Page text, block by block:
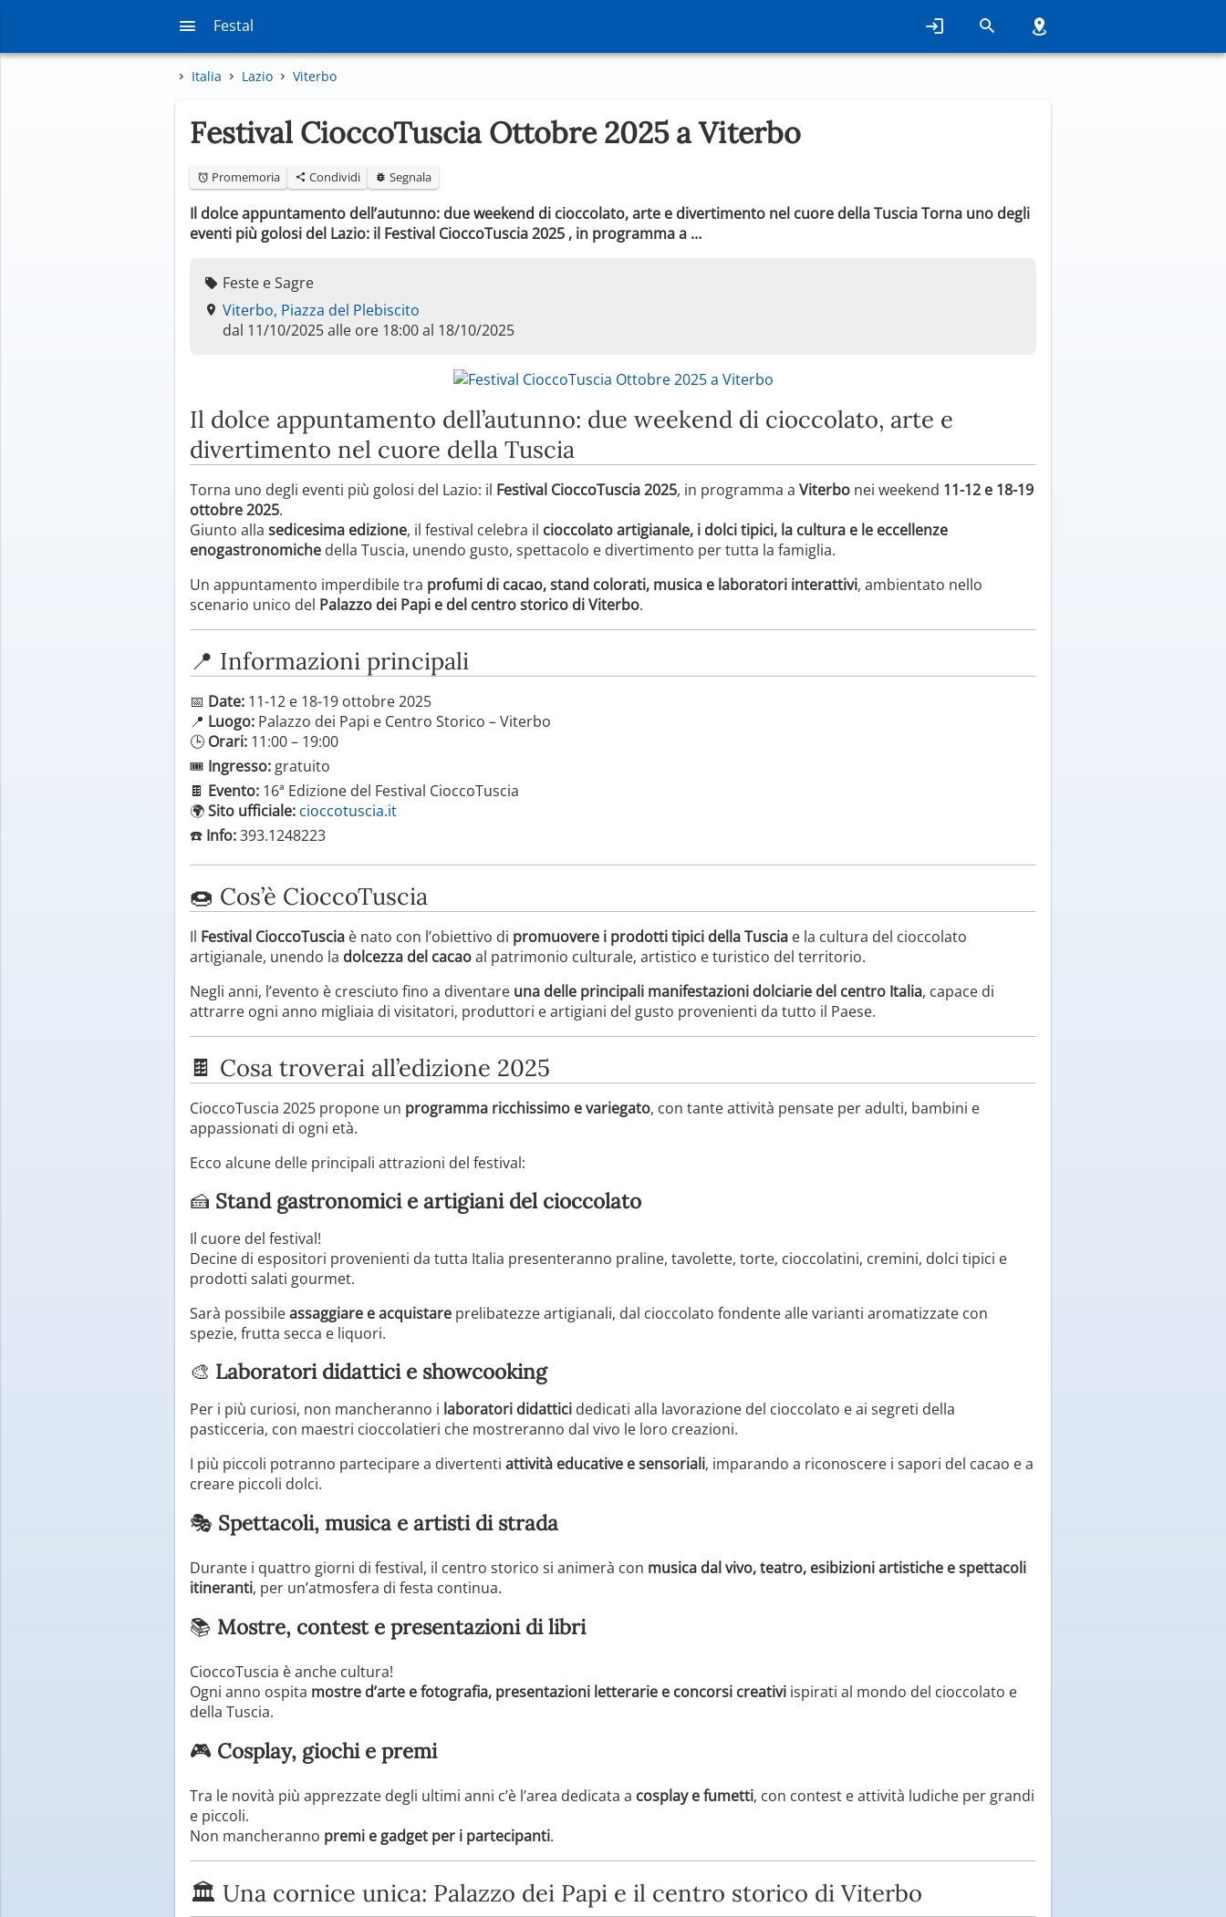
Festal
Italia Lazio Viterbo
Festival CioccoTuscia Ottobre 2025 a Viterbo
Promemoria Condividi Segnala
Il dolce appuntamento dell’autunno: due weekend di cioccolato, arte e divertimento nel cuore della Tuscia Torna uno degli
eventi più golosi del Lazio: il Festival CioccoTuscia 2025 , in programma a …
Feste e Sagre
Viterbo, Piazza del Plebiscito
dal 11/10/2025 alle ore 18:00 al 18/10/2025
Il dolce appuntamento dell’autunno: due weekend di cioccolato, arte e
divertimento nel cuore della Tuscia
Torna uno degli eventi più golosi del Lazio: il Festival CioccoTuscia 2025, in programma a Viterbo nei weekend 11-12 e 18-19
ottobre 2025.
Giunto alla sedicesima edizione, il festival celebra il cioccolato artigianale, i dolci tipici, la cultura e le eccellenze
enogastronomiche della Tuscia, unendo gusto, spettacolo e divertimento per tutta la famiglia.
Un appuntamento imperdibile tra profumi di cacao, stand colorati, musica e laboratori interattivi, ambientato nello
scenario unico del Palazzo dei Papi e del centro storico di Viterbo.
📍 Informazioni principali
📅 Date: 11-12 e 18-19 ottobre 2025
📍 Luogo: Palazzo dei Papi e Centro Storico – Viterbo
🕒 Orari: 11:00 – 19:00
🎟 Ingresso: gratuito
🍫 Evento: 16ª Edizione del Festival CioccoTuscia
🌍Sito ufficiale: cioccotuscia.it
☎️ Info:393.1248223
🍩 Cos’è CioccoTuscia
Il Festival CioccoTuscia è nato con l’obiettivo di promuovere i prodotti tipici della Tuscia e la cultura del cioccolato
artigianale, unendo la dolcezza del cacaoal patrimonio culturale, artistico e turistico del territorio.
Negli anni, l’evento è cresciuto fino a diventare una delle principali manifestazioni dolciarie del centro Italia, capace di
attrarre ogni anno migliaia di visitatori, produttori e artigiani del gusto provenienti da tutto il Paese.
🍫 Cosa troverai all’edizione 2025
CioccoTuscia 2025 propone un programma ricchissimo e variegato, con tante attività pensate per adulti, bambini e
appassionati di ogni età.
Ecco alcune delle principali attrazioni del festival:
🍰 Stand gastronomici e artigiani del cioccolato
Il cuore del festival!
Decine di espositori provenienti da tutta Italia presenteranno praline, tavolette, torte, cioccolatini, cremini, dolci tipici e
prodotti salati gourmet.
Sarà possibileassaggiare e acquistare prelibatezze artigianali, dal cioccolato fondente alle varianti aromatizzate con
spezie, frutta secca e liquori.
🎨 Laboratori didattici e showcooking
Per i più curiosi, non mancheranno i laboratori didattici dedicati alla lavorazione del cioccolato e ai segreti della
pasticceria, con maestri cioccolatieri che mostreranno dal vivo le loro creazioni.
I più piccoli potranno partecipare a divertenti attività educative e sensoriali, imparando a riconoscere i sapori del cacao e a
creare piccoli dolci.
🎭 Spettacoli, musica e artisti di strada
Durante i quattro giorni di festival, il centro storico si animerà con musica dal vivo, teatro, esibizioni artistiche e spettacoli
itineranti, per un’atmosfera di festa continua.
📚 Mostre, contest e presentazioni di libri
CioccoTuscia è anche cultura!
Ogni anno ospita mostre d’arte e fotografia, presentazioni letterarie e concorsi creativi ispirati al mondo del cioccolato e
della Tuscia.
🎮 Cosplay, giochi e premi
Tra le novità più apprezzate degli ultimi anni c’è l’area dedicata a cosplay e fumetti, con contest e attività ludiche per grandi
e piccoli.
Non mancheranno premi e gadget per i partecipanti.
🏛 Una cornice unica: Palazzo dei Papi e il centro storico di Viterbo